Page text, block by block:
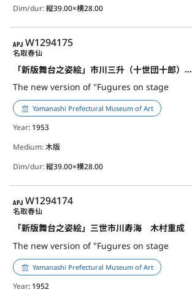
Dim/dur:縦39.00×横28.00
APJ
W1294175
「新版舞台之姿絵」市川三升（十世団十郎） 車曳の梅王丸
The new version of "Fugures on stage
名取春仙
Yamanashi Prefectural Museum of Art
Year: 1953
Medium:木版
Dim/dur:縦39.00×横28.00
APJ
W1294174
「新版舞台之姿絵」三世市川寿海 木村重成
The new version of "Fugures on stage
名取春仙
Yamanashi Prefectural Museum of Art
Year: 1952